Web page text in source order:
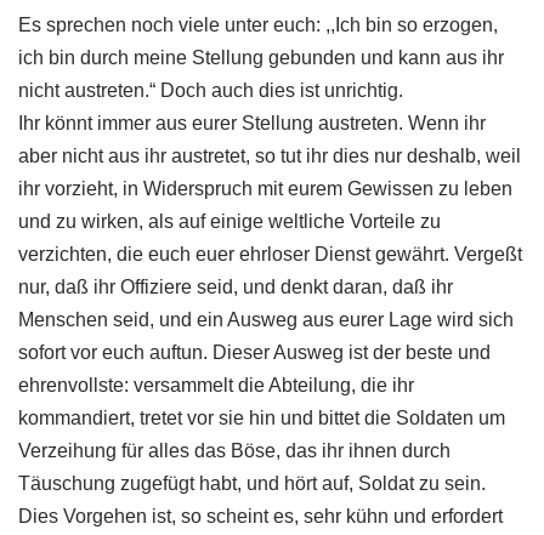
Es sprechen noch viele unter euch: ,,Ich bin so erzogen,
ich bin durch meine Stellung gebunden und kann aus ihr
nicht austreten.“ Doch auch dies ist unrichtig.
Ihr könnt immer aus eurer Stellung austreten. Wenn ihr
aber nicht aus ihr austretet, so tut ihr dies nur deshalb, weil
ihr vorzieht, in Widerspruch mit eurem Gewissen zu leben
und zu wirken, als auf einige weltliche Vorteile zu
verzichten, die euch euer ehrloser Dienst gewährt. Vergeßt
nur, daß ihr Offiziere seid, und denkt daran, daß ihr
Menschen seid, und ein Ausweg aus eurer Lage wird sich
sofort vor euch auftun. Dieser Ausweg ist der beste und
ehrenvollste: versammelt die Abteilung, die ihr
kommandiert, tretet vor sie hin und bittet die Soldaten um
Verzeihung für alles das Böse, das ihr ihnen durch
Täuschung zugefügt habt, und hört auf, Soldat zu sein.
Dies Vorgehen ist, so scheint es, sehr kühn und erfordert